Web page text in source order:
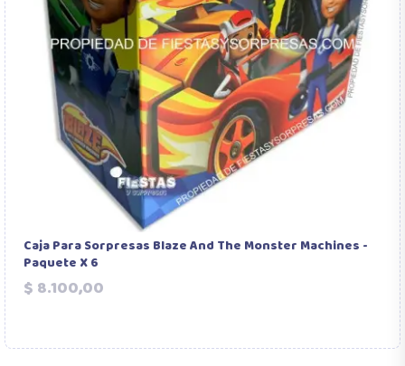
Caja Para Sorpresas Blaze And The Monster Machines -
Paquete X 6
$ 8.100,00